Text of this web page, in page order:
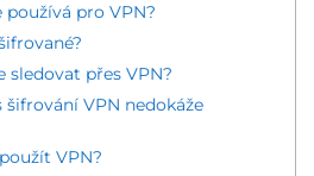
používá pro VPN?
sledovat přes VPN?
šifrování VPN nedokáže
VPN?